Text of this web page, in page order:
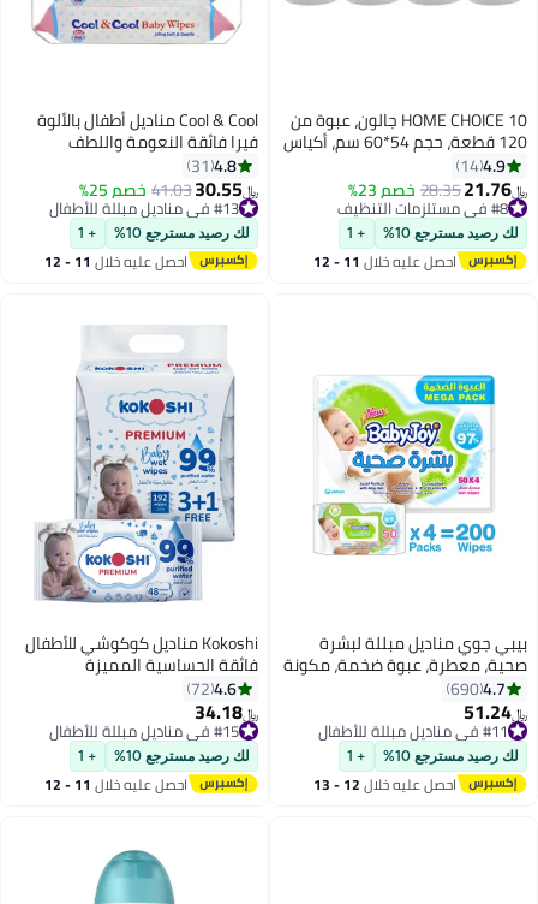
HOME CHOICE 10 جالون، عبوة من
120 قطعة، حجم 54*60 سم، أكياس
قمامة، أكياس نفايات قابلة للتحلل،
بطانات سلة المهملات
4.9
14
﷼‏21.76
28.35خصم 23% #8 في مستلزمات التنظيف
تم بيع +200 مؤخرًا
#8 في مستلزمات التنظيف
لك رصيد مسترجع 10% + 1
احصل عليه خلال 11 - 12
Cool & Cool مناديل أطفال بالألوة
فيرا فائقة النعومة واللطف
4.8
31
﷼‏30.55
41.03خصم 25%
#13 في مناديل مبللة للأطفال
#13 في مناديل مبللة للأطفال
لك رصيد مسترجع 10% + 1
احصل عليه خلال 11 - 12
بيبي جوي مناديل مبللة لبشرة
صحية، معطرة، عبوة ضخمة، مكونة
من 200 منديل4.7
690
﷼‏51.24
#11 في مناديل مبللة للأطفال
بتخلّص بسرعة
#11 في مناديل مبللة للأطفال
لك رصيد مسترجع 10% + 1
احصل عليه خلال 12 - 13
Kokoshi مناديل كوكوشي للأطفال
فائقة الحساسية المميزة
4.6
72
﷼‏34.18
#15 في مناديل مبللة للأطفال
#15 في مناديل مبللة للأطفال
لك رصيد مسترجع 10% + 1
احصل عليه خلال 11 - 12